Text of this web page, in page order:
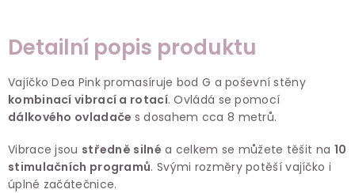
Detailní popis produktu
Vajíčko Dea Pink promasíruje bod G a poševní stěny
kombinací vibrací a rotací. Ovládá se pomocí
dálkového ovladače s dosahem cca 8 metrů.
Vibrace jsou středně silné a celkem se můžete těšit na 10
stimulačních programů. Svými rozměry potěší vajíčko i
úplné začátečnice.